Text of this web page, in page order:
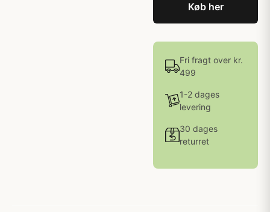
Køb her
Fri fragt over kr.
499
1-2 dages
levering
30 dages
returret